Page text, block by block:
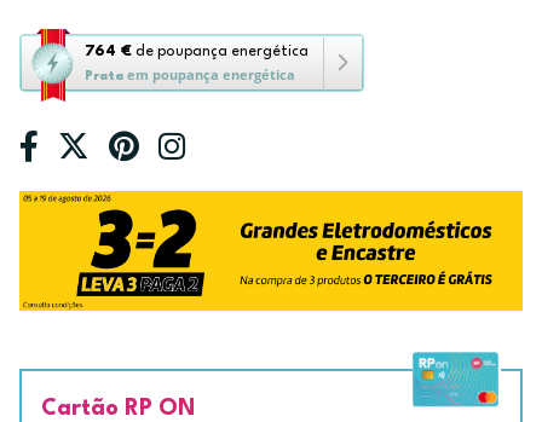
764 € de poupança energética
Prata em poupança energética
Esta
ação
abre
a
ferramenta
de
poupança
energética
Youreko.
Cartão RP ON